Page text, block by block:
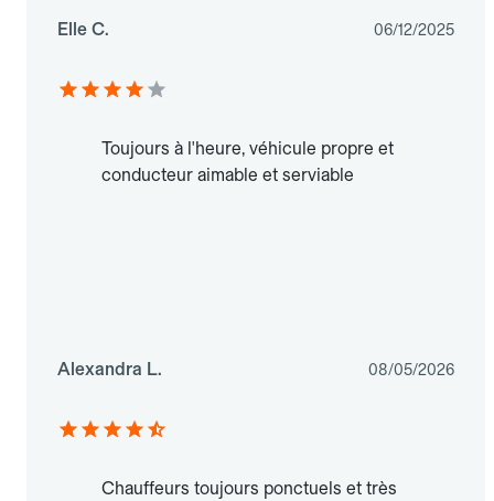
Elle C. 06/12/2025
Toujours à l'heure, véhicule propre et
conducteur aimable et serviable
Alexandra L. 08/05/2026
Chauffeurs toujours ponctuels et très